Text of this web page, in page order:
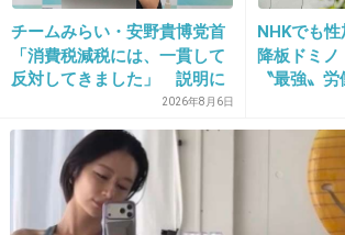
て落ち込んだ。。
+5
2013/05/18(土) 17:24:26
誕生日の0時を過ぎた直後に、年齢確認
たちと入店。
チームみらい・安野貴博党首
「消費税減税には、一貫して
反対してきました」 説明に
2026年8月6日
NHKでも
降板ドミ
〝最強〟